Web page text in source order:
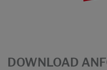
DOWNLOAD